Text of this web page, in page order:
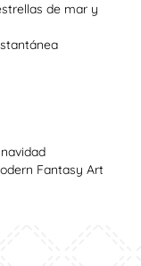
de mar y
Fantasy Art